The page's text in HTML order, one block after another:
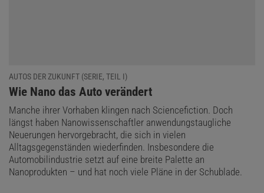
AUTOS DER ZUKUNFT (SERIE, TEIL I)
:
Wie Nano das Auto verändert
Manche ihrer Vorhaben klingen nach Sciencefiction. Doch
längst haben Nanowissenschaftler anwendungstaugliche
Neuerungen hervorgebracht, die sich in vielen
Alltagsgegenständen wiederfinden. Insbesondere die
Automobilindustrie setzt auf eine breite Palette an
Nanoprodukten – und hat noch viele Pläne in der Schublade.